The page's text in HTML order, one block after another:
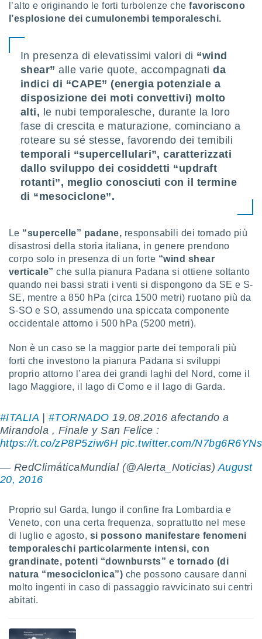
per
profili
degli
dei
o la
e
per la
la
e
dei
e degli
nostri
l’alto e originando le forti turbolenze chefavoriscono
l’esplosione dei cumulonembi temporaleschi.
In presenza di elevatissimi valori di “wind
shear” alle varie quote, accompagnatida
indici di “CAPE” (energia potenziale a
disposizione dei moti convettivi) molto
alti, le nubi temporalesche, durante la loro
fase di crescita e maturazione, cominciano a
roteare su sé stesse, favorendo dei temibili
temporali “supercellulari”, caratterizzati
dallo sviluppo dei cosiddetti “updraft
rotanti”, meglio conosciuti con il termine
di “mesociclone”.
Le “supercelle” padane, responsabili dei tornado più
disastrosi della storia italiana, in genere prendono
corpo solo in presenza di un forte “wind shear
verticale” che sulla pianura Padana si ottiene soltanto
quando nei bassi strati i venti si dispongono da SE e S-
SE, mentre a 850 hPa (circa 1500 metri) ruotano più da
S-SO e SO, assumendo una spiccata componente
occidentale attorno i 500 hPa (5200 metri).
Non è un caso se la maggior parte dei temporali più
forti che investono la pianura Padana si sviluppi
proprio attorno l’area dei grandi laghi del Nord, come il
lago Maggiore, il lago di Como e il lago di Garda.
#ITALIA #TORNADO 19.08.2016 afectando a
Mirandola , Finale y San Felice :
https://t.co/zP8P5ziw6H pic.twitter.com/N7bg6R6YNs
— RedClimáticaMundial (@Alerta_Noticias)August
20, 2016
Proprio sul Garda, lungo il confine fra Lombardia e
Veneto, con una certa frequenza, soprattutto nel mese
di luglio e agosto, si possono manifestare fenomeni
temporaleschi particolarmente intensi, con
grandinate, potenti “downbursts” e tornado (di
natura “mesociclonica”) che possono causare danni
molto ingenti in caso di passaggio ravvicinato sui centri
abitati.